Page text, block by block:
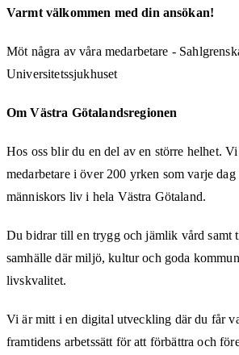
Varmt välkommen med din ansökan!
Möt några av våra medarbetare -
Universitetssjukhuset
Om Västra Götalandsregionen
Hos oss blir du en del av en större helhet.
medarbetare i över 200 yrken som varje
människors liv i hela Västra Götaland.
Du bidrar till en trygg och jämlik vård samt
samhälle där miljö, kultur och goda
livskvalitet.
Vi är mitt i en digital utveckling där du får
framtidens arbetssätt för att förbättra och